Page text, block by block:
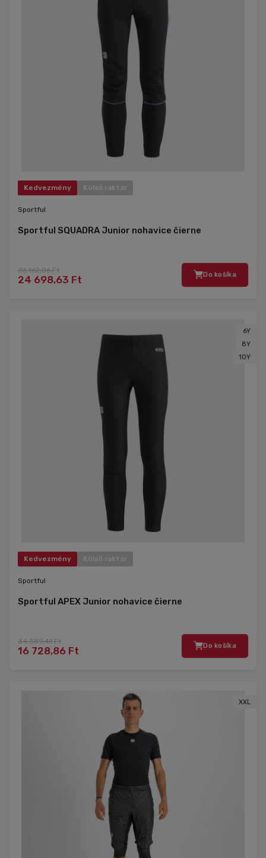
Kedvezmény Külső raktár
Sportful
Sportful SQUADRA Junior nohavice čierne
36 162,06 Ft
24 698,63 Ft Do košíka
6Y
8Y
10Y
Kedvezmény Külső raktár
Sportful
Sportful APEX Junior nohavice čierne
34 389,41 Ft
16 728,86 Ft Do košíka
XXL